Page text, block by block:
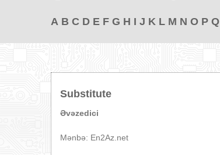
A B C D E F G H I J K L M N O P Q
Substitute
Əvəzedici
Mənbə: En2Az.net